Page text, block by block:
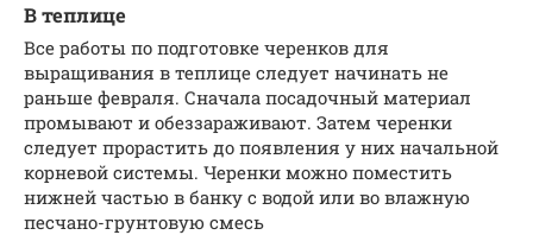
В теплице
Все работы по подготовке черенков для
выращивания в теплице следует начинать не
раньше февраля. Сначала посадочный материал
промывают и обеззараживают. Затем черенки
следует прорастить до появления у них начальной
корневой системы. Черенки можно поместить
нижней частью в банку с водой или во влажную
песчано-грунтовую смесь